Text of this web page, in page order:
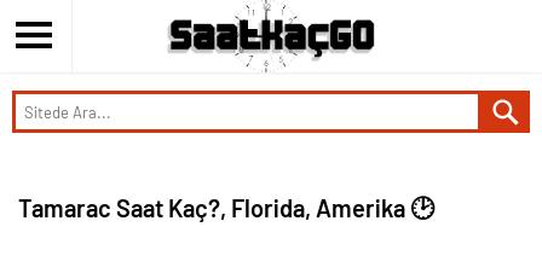
Tamarac Saat Kaç?, Florida, Amerika 🕑